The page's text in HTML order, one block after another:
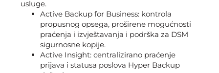
usluge.
Active Backup for Business: kontrola
propusnog opsega, proširene mogućnosti
praćenja i izvještavanja i podrška za DSM
sigurnosne kopije.
Active Insight: centralizirano praćenje
prijava i statusa poslova Hyper Backup